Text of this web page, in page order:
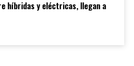
híbridas y eléctricas, llegan a